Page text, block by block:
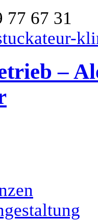
77 67 31